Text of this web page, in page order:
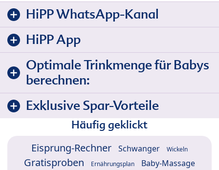
HiPP WhatsApp-Kanal
HiPP App
Optimale Trinkmenge für Babys
berechnen:
Exklusive Spar-Vorteile
Häufig geklickt
Eisprung-Rechner Schwanger Wickeln
Gratisproben Ernährungsplan Baby-Massage